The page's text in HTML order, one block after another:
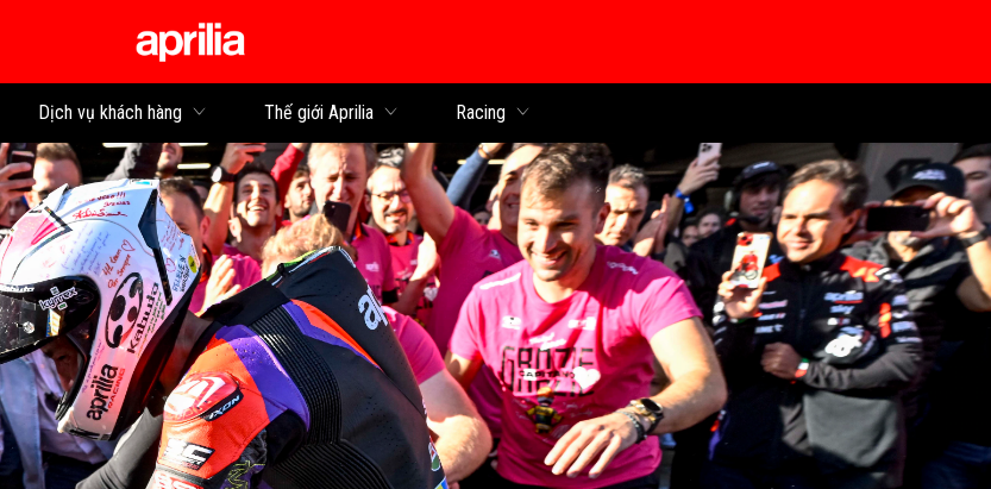
Dịch vụ khách hàng Thế giới Aprilia Racing